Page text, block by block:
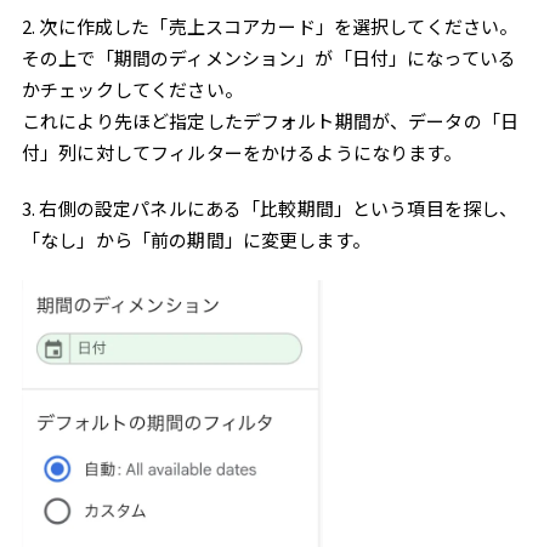
2. 次に作成した「売上スコアカード」を選択してください。
その上で「期間のディメンション」が「日付」になっている
かチェックしてください。
これにより先ほど指定したデフォルト期間が、データの「日
付」列に対してフィルターをかけるようになります。
3. 右側の設定パネルにある「比較期間」という項目を探し、
「なし」から「前の期間」に変更します。